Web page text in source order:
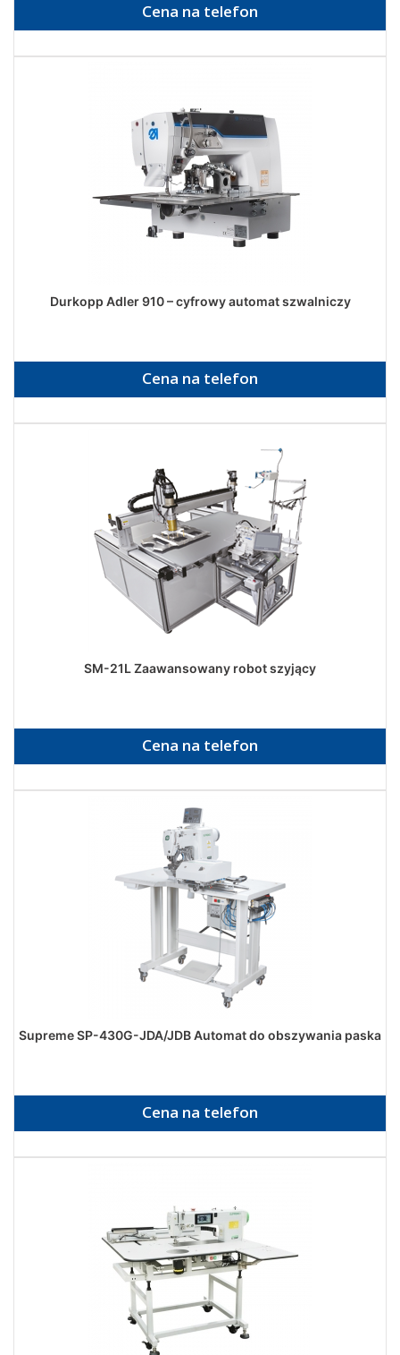
Cena na telefon
Durkopp Adler 910 – cyfrowy automat szwalniczy
Cena na telefon
SM-21L Zaawansowany robot szyjący
Cena na telefon
Supreme SP-430G-JDA/JDB Automat do obszywania paska
Cena na telefon